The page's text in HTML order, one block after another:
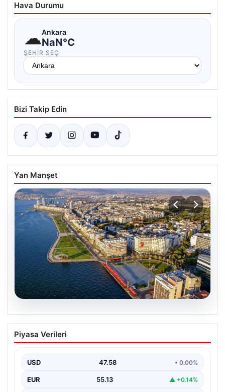
Hava Durumu
☁Ankara
NaN°C
ŞEHIR SEÇ
Bizi Takip Edin
Yan Manşet
05.08.2026
İzmir’de Basketbolun Yeni Adresi:
Arashi Sports Academy
ettiren Arashi Sports Academy, bölgedeki basketbol…
Piyasa Verileri
USD 47.58 • 0.00%
EUR 55.13 ▲ +0.14%